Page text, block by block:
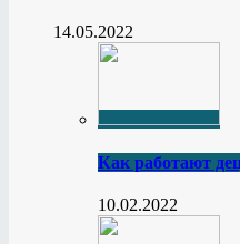
14.05.2022
Как работают
10.02.2022